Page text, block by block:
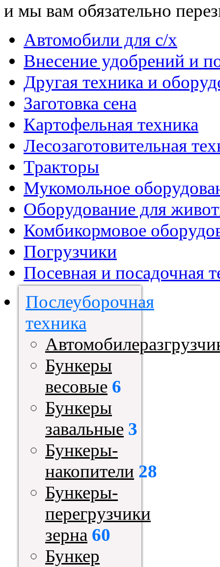
и мы вам обязательно
Автомобили для с/х
Внесение удобрений и
Другая техника и
Заготовка сена
Картофельная техника
Лесозаготовительная
Тракторы
Мукомольное
Оборудование для
Комбикормовое
Погрузчики
Посевная и посадочная
Послеуборочная
техника
Бункеры
весовые 6
Бункеры
завальные 3
Бункеры-
накопители 28
Бункеры-
перегрузчики
зерна 60
Бункер